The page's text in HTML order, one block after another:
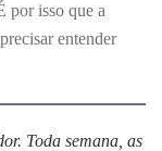
por isso que a
entender
Toda semana, as